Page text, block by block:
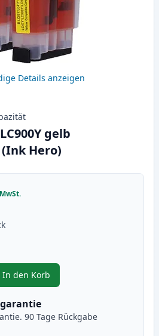
Details anzeigen
gelb
Hero)
um anzupassen
In den Korb
, 2 stück Brother LC900Y gelb
90 Tage Rückgabe